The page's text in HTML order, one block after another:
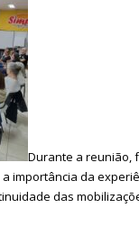
Durante a reunião,
importância da
das